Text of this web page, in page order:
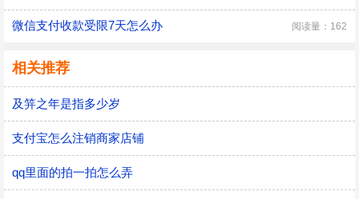
微信支付收款受限7天怎么办 阅读量：162
相关推荐
及笄之年是指多少岁
支付宝怎么注销商家店铺
qq里面的拍一拍怎么弄